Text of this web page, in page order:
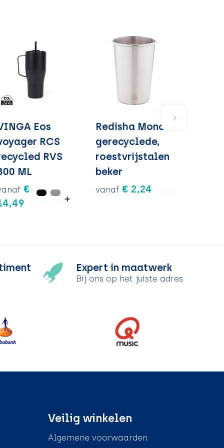
Eos
RCS
RVS
ML
€
Redisha Mono -
gerecyclede,
roestvrijstalen
beker
vanaf € 2,24
Expert in maatwerk
Bij ons op het juiste adres
Veilig winkelen
Algemene voorwaarden